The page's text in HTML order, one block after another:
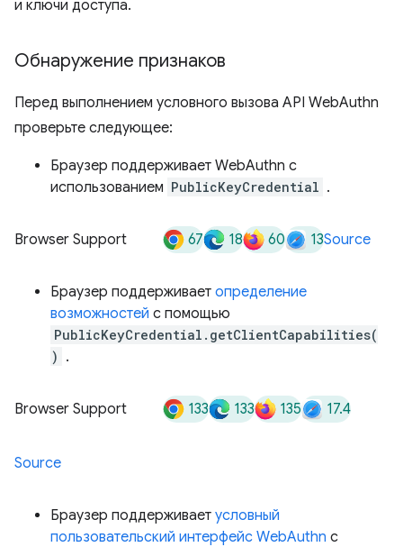
и ключи доступа.
Обнаружение признаков
Перед выполнением условного вызова API WebAuthn
проверьте следующее:
Браузер поддерживает WebAuthn с
использованием PublicKeyCredential .
Browser Support 67 18 60 13Source
Браузер поддерживает определение
возможностей с помощью
PublicKeyCredential.getClientCapabilities(
) .
Browser Support 133 133 135 17.4
Source
Браузер поддерживает условный
пользовательский интерфейс WebAuthn с